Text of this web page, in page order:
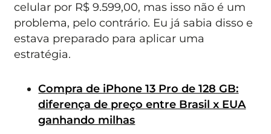
celular por R$ 9.599,00, mas isso não é um
problema, pelo contrário. Eu já sabia disso e
estava preparado para aplicar uma
estratégia.
Compra de iPhone 13 Pro de 128 GB:
diferença de preço entre Brasil x EUA
ganhando milhas